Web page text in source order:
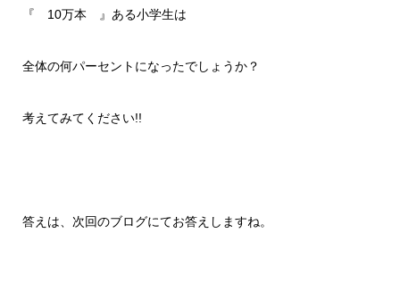
『 10万本 』ある小学生は
全体の何パーセントになったでしょうか？
考えてみてください!!
答えは、次回のブログにてお答えしますね。